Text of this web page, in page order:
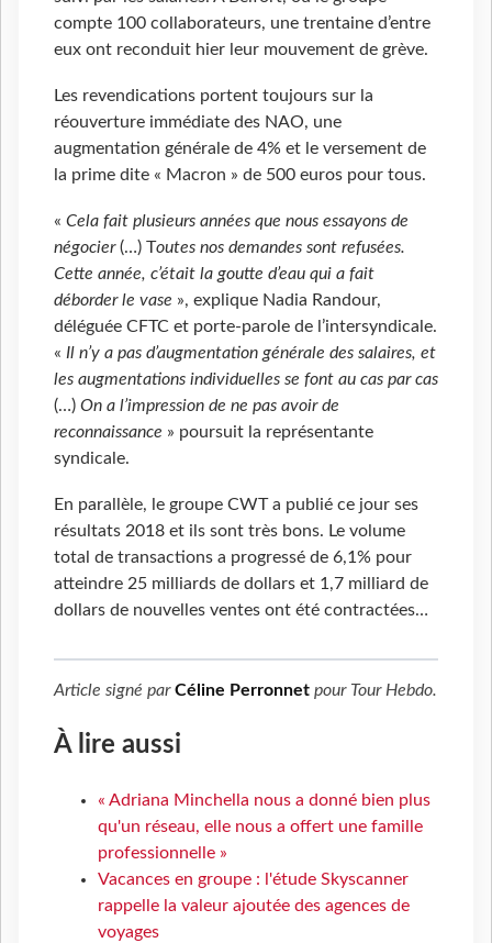
compte 100 collaborateurs, une trentaine d’entre
eux ont reconduit hier leur mouvement de grève.
Les revendications portent toujours sur la
réouverture immédiate des NAO, une
augmentation générale de 4% et le versement de
la prime dite « Macron » de 500 euros pour tous.
« Cela fait plusieurs années que nous essayons de
négocier(…) Toutes nos demandes sont refusées.
Cette année, c’était la goutte d’eau qui a fait
déborder le vase », explique Nadia Randour,
déléguée CFTC et porte-parole de l’intersyndicale.
« Il n’y a pas d’augmentation générale des salaires, et
les augmentations individuelles se font au cas par cas
(…) On a l’impression de ne pas avoir de
reconnaissance » poursuit la représentante
syndicale.
En parallèle, le groupe CWT a publié ce jour ses
résultats 2018 et ils sont très bons. Le volume
total de transactions a progressé de 6,1% pour
atteindre 25 milliards de dollars et 1,7 milliard de
dollars de nouvelles ventes ont été contractées…
Article signé parCéline Perronnet pour Tour Hebdo.
À lire aussi
« Adriana Minchella nous a donné bien plus
qu'un réseau, elle nous a offert une famille
professionnelle »
Vacances en groupe : l'étude Skyscanner
rappelle la valeur ajoutée des agences de
voyages